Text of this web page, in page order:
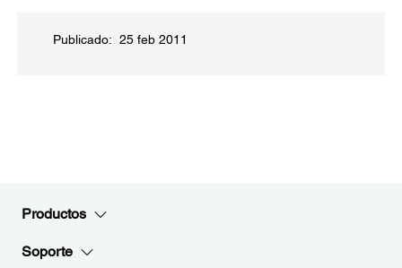
Publicado: 25 feb 2011
Productos
Soporte